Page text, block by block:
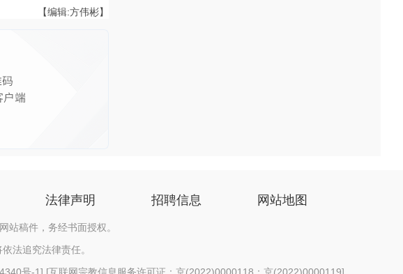
【编辑:方伟彬】
法律声明 招聘信息 网站地图
站稿件，务经书面授权。
法追究法律责任。